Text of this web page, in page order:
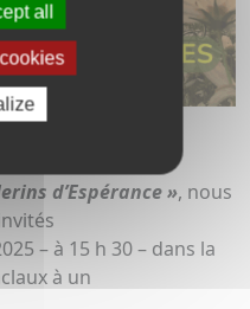
d’Espérance », nous
– à 15 h 30 – dans la
à un
all